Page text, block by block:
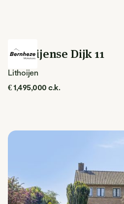
Lithoijense Dijk 11
Lithoijen
€ 1,495,000 c.k.